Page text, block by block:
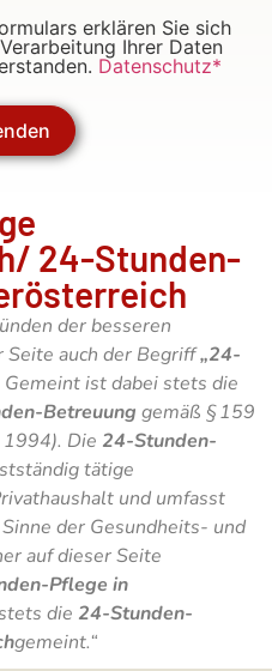
erklären Sie sich
Ihrer Daten
Datenschutz*
24-Stunden-
der besseren
auch der Begriff„24-
ist dabei stets die
Betreuung gemäß § 159
Die 24-Stunden-
tätige
und umfasst
der Gesundheits- und
auf dieser Seite
Pflege in
die 24-Stunden-
gemeint.“